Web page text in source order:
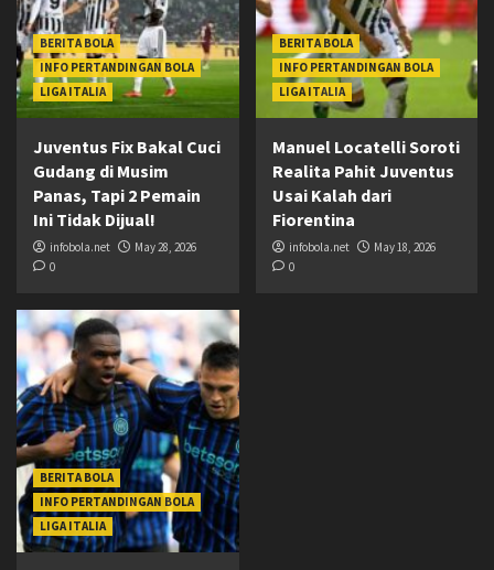
BERITA BOLA
INFO PERTANDINGAN BOLA
LIGA ITALIA
Juventus Fix Bakal Cuci
Gudang di Musim
Panas, Tapi 2 Pemain
Ini Tidak Dijual!
infobola.net
May 28, 2026
0
BERITA BOLA
INFO PERTANDINGAN BOLA
LIGA ITALIA
Manuel Locatelli Soroti
Realita Pahit Juventus
Usai Kalah dari
Fiorentina
infobola.net
May 18, 2026
0
BERITA BOLA
INFO PERTANDINGAN BOLA
LIGA ITALIA